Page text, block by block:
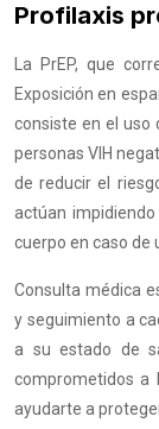
Profilaxis
La PrEP, que
Exposición en
consiste en el uso
personas VIH
de reducir el
actúan
cuerpo en caso de
Consulta médica
y seguimiento a
a su estado de
comprometidos a
ayudarte a